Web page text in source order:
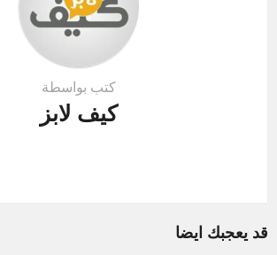
كتب بواسطة
كيف لابز
قد يعجبك ايضا